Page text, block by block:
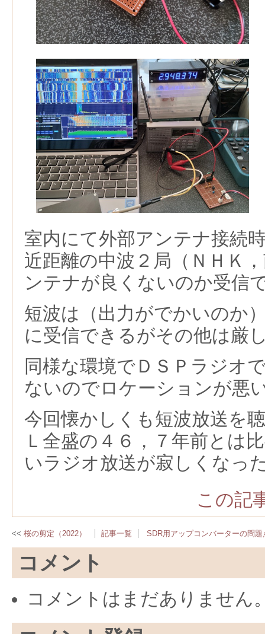
室内にて外部アンテナ接続
近距離の中波２局（ＮＨＫ
ンテナが良くないのか受信
短波は（出力がでかいのか
に受信できるがその他は厳
同様な環境でＤＳＰラジオ
ないのでロケーションが悪
今回懐かしくも短波放送を
Ｌ全盛の４６，７年前とは
いラジオ放送が寂しくなっ
この記
桜の剪定（2022） 記事一覧 SDR用アップコンバーターの問題
コメント
コメントはまだありません